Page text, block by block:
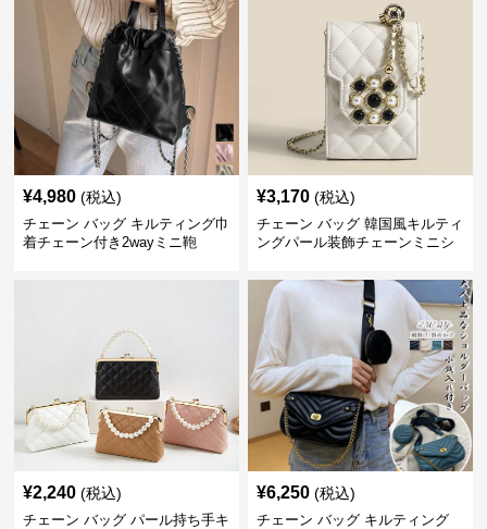
¥4,980 (税込)
チェーン バッグ キルティング巾
着チェーン付き2wayミニ鞄
¥3,170 (税込)
チェーン バッグ 韓国風キルティ
ングパール装飾チェーンミニシ
¥2,240 (税込)
チェーン バッグ パール持ち手キ
¥6,250 (税込)
チェーン バッグ キルティング